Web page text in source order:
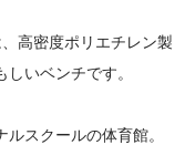
高密度ポリエチレン製
いベンチです。
スクールの体育館。